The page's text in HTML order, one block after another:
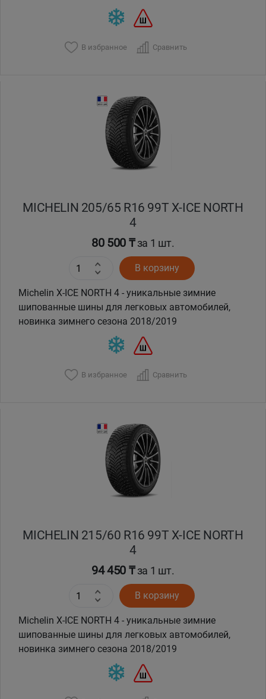
В избранное Сравнить
MICHELIN 205/65 R16 99T X-ICE NORTH
4
80 500 ₸за 1 шт.
В корзину
Michelin X-ICE NORTH 4 - уникальные зимние
шипованные шины для легковых автомобилей,
новинка зимнего сезона 2018/2019
В избранное Сравнить
MICHELIN 215/60 R16 99T X-ICE NORTH
4
94 450 ₸за 1 шт.
В корзину
Michelin X-ICE NORTH 4 - уникальные зимние
шипованные шины для легковых автомобилей,
новинка зимнего сезона 2018/2019